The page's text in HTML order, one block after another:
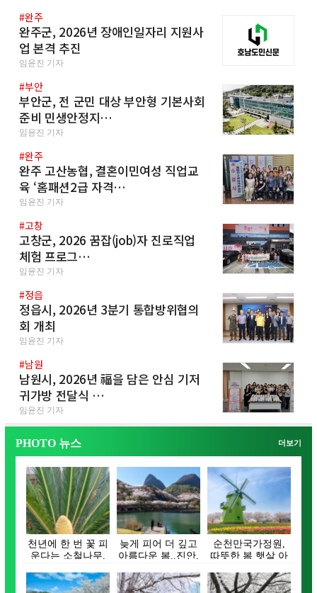
#완주
완주군, 2026년 장애인일자리 지원사
업 본격 추진
임윤진 기자
#부안
부안군, 전 군민 대상 부안형 기본사회
준비 민생안정지…
임윤진 기자
#완주
완주 고산농협, 결혼이민여성 직업교
육 ‘홈패션2급 자격…
임윤진 기자
#고창
고창군, 2026 꿈잡(job)자 진로직업
체험 프로그…
임윤진 기자
#정읍
정읍시, 2026년 3분기 통합방위협의
회 개최
임윤진 기자
#남원
남원시, 2026년 福을 담은 안심 기저
귀가방 전달식 …
임윤진 기자
PHOTO 뉴스 더보기
천년에 한 번 꽃 피
운다는 소철나무,
꽃…
늦게 피어 더 깊고
아름다운 봄..진안,
순천만국가정원,
따뜻한 봄 햇살 아
나…